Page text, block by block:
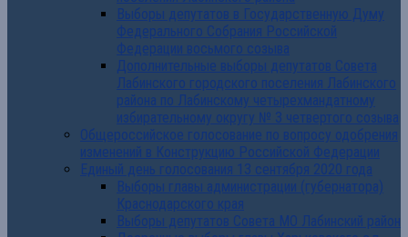
Выборы депутатов в Государственную Думу
Федерального Собрания Российской
Федерации восьмого созыва
Дополнительные выборы депутатов Совета
Лабинского городского поселения Лабинского
района по Лабинскому четырехмандатному
избирательному округу № 3 четвертого созыва
Общероссийское голосование по вопросу одобрения
изменений в Конструкцию Российской Федерации
Единый день голосования 13 сентября 2020 года
Выборы главы администрации (губернатора)
Краснодарского края
Выборы депутатов Совета МО Лабинский район